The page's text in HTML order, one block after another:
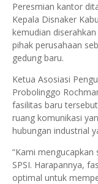
Peresmian kantor
Kepala Disnaker
kemudian
pihak perusahaan
gedung baru.
Ketua Asosiasi
Probolinggo
fasilitas baru
ruang komunikasi
hubungan industrial
“Kami
SPSI. Harapannya,
optimal untuk